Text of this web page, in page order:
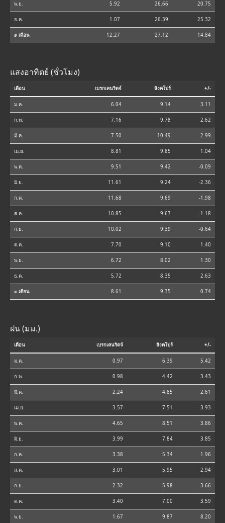
พ.ย. 5.92 26.66 20.75
ธ.ค. 1.07 26.39 25.32
⌀ เดือน 12.27 27.12 14.84
แสงอาทิตย์ (ชั่วโมง)
เดือน เบรกเคนริดจ์ สิงคโปร์ +/-
ม.ค. 6.04 9.14 3.11
ก.พ. 7.16 9.78 2.62
มี.ค. 7.50 10.49 2.99
เม.ย. 8.81 9.85 1.04
พ.ค. 9.51 9.42 -0.09
มิ.ย. 11.61 9.24 -2.36
ก.ค. 11.68 9.69 -1.98
ส.ค. 10.85 9.67 -1.18
ก.ย. 10.02 9.39 -0.64
ต.ค. 7.70 9.10 1.40
พ.ย. 6.72 8.02 1.30
ธ.ค. 5.72 8.35 2.63
⌀ เดือน 8.61 9.35 0.74
ฝน (มม.)
เดือน เบรกเคนริดจ์ สิงคโปร์ +/-
ม.ค. 0.97 6.39 5.42
ก.พ. 0.98 4.42 3.43
มี.ค. 2.24 4.85 2.61
เม.ย. 3.57 7.51 3.93
พ.ค. 4.65 8.51 3.86
มิ.ย. 3.99 7.84 3.85
ก.ค. 3.38 5.34 1.96
ส.ค. 3.01 5.95 2.94
ก.ย. 2.32 5.98 3.66
ต.ค. 3.40 7.00 3.59
พ.ย. 1.67 9.87 8.20